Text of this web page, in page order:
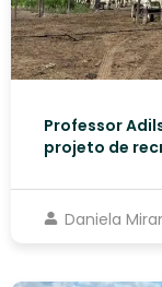
Professor
projeto de
Daniela